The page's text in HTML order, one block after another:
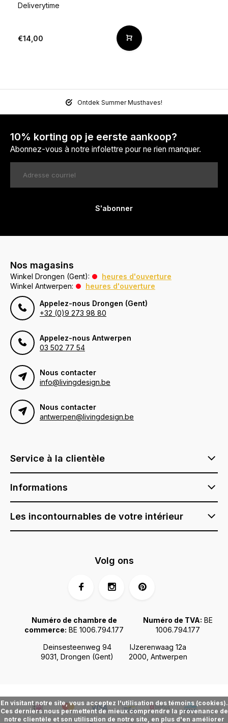
Deliverytime
€14,00
Ontdek Summer Musthaves!
10% korting op je eerste aankoop?
Abonnez-vous à notre infolettre pour ne rien manquer.
S'abonner
Nos magasins
Winkel Drongen (Gent):
heures d'ouverture
Winkel Antwerpen:
heures d'ouverture
Appelez-nous Drongen (Gent)
+32 (0)9 273 98 80
Appelez-nous Antwerpen
03 502 77 54
Nous contacter
info@livingdesign.be
Nous contacter
antwerpen@livingdesign.be
Service à la clientèle
Informations
Les incontournables de votre intérieur
Deinsesteenweg 94
9031, Drongen (Gent)
IJzerenwaag 12a
2000, Antwerpen
Numéro de chambre de
commerce: BE 1006.794.177
Numéro de TVA: BE
1006.794.177
Volg ons
En visitant notre site, vous acceptez l'utilisation des témoins (cookies).
Ces derniers nous permettent de mieux comprendre la provenance de
notre clientèle et son utilisation de notre site, en plus d'en améliorer